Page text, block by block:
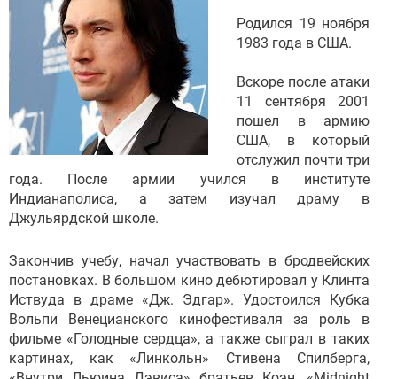
Родился 19 ноября
1983 года в США.
Вскоре после атаки
11 сентября 2001
пошел в армию
США, в который
отслужил почти три
года. После армии учился в институте
Индианаполиса, а затем изучал драму в
Джульярдской школе.
Закончив учебу, начал участвовать в бродвейских
постановках. В большом кино дебютировал у Клинта
Иствуда в драме «Дж. Эдгар». Удостоился Кубка
Вольпи Венецианского кинофестиваля за роль в
фильме «Голодные сердца», а также сыграл в таких
картинах, как «Линкольн» Стивена Спилберга,